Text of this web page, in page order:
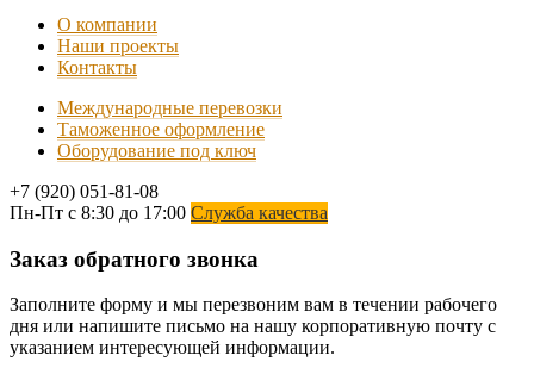
О компании
Наши проекты
Контакты
Международные перевозки
Таможенное оформление
Оборудование под ключ
+7 (920) 051-81-08
Пн-Пт с 8:30 до 17:00 Служба качества
Заказ обратного звонка
Заполните форму и мы перезвоним вам в течении рабочего
дня или напишите письмо на нашу корпоративную почту с
указанием интересующей информации.